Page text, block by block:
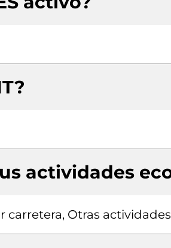
actividades
carretera, Otras